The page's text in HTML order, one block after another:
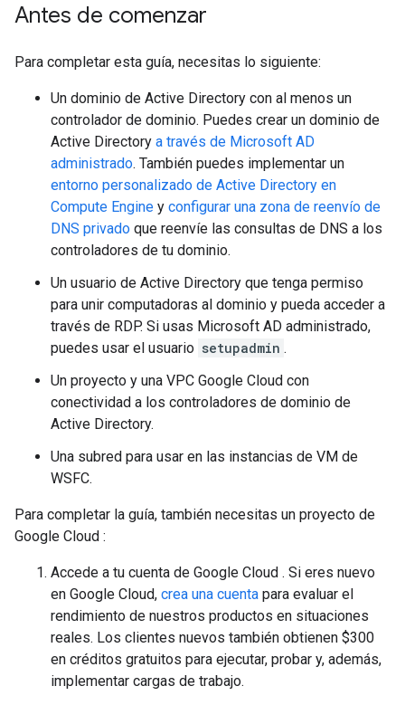
Antes de comenzar
Para completar esta guía, necesitas lo siguiente:
Un dominio de Active Directory con al menos un
controlador de dominio. Puedes crear un dominio de
Active Directory a través de Microsoft AD
administrado. También puedes implementar un
entorno personalizado de Active Directory en
Compute Engine y configurar una zona de reenvío de
DNS privado que reenvíe las consultas de DNS a los
controladores de tu dominio.
Un usuario de Active Directory que tenga permiso
para unir computadoras al dominio y pueda acceder a
través de RDP. Si usas Microsoft AD administrado,
puedes usar el usuario setupadmin .
Un proyecto y una VPC Google Cloud con
conectividad a los controladores de dominio de
Active Directory.
Una subred para usar en las instancias de VM de
WSFC.
Para completar la guía, también necesitas un proyecto de
Google Cloud :
Accede a tu cuenta de Google Cloud . Si eres nuevo
en Google Cloud, crea una cuenta para evaluar el
rendimiento de nuestros productos en situaciones
reales. Los clientes nuevos también obtienen $300
en créditos gratuitos para ejecutar, probar y, además,
implementar cargas de trabajo.